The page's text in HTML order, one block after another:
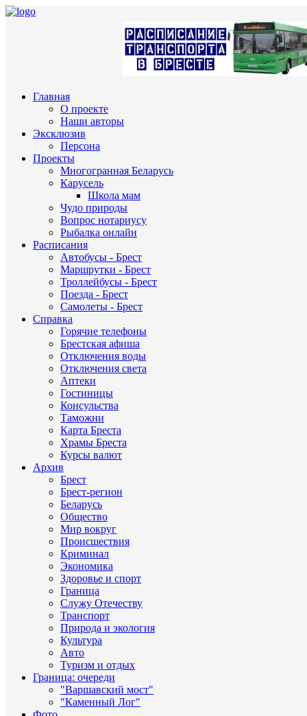
Главная
О проекте
Наши авторы
Эксклюзив
Персона
Проекты
Многогранная Беларусь
Карусель
Школа мам
Чудо природы
Вопрос нотариусу
Рыбалка онлайн
Расписания
Автобусы - Брест
Маршрутки - Брест
Троллейбусы - Брест
Поезда - Брест
Самолеты - Брест
Справка
Горячие телефоны
Брестская афиша
Отключения воды
Отключения света
Аптеки
Гостиницы
Консульства
Таможни
Карта Бреста
Храмы Бреста
Курсы валют
Архив
Брест
Брест-регион
Беларусь
Общество
Мир вокруг
Происшествия
Криминал
Экономика
Здоровье и спорт
Граница
Служу Отечеству
Транспорт
Природа и экология
Культура
Авто
Туризм и отдых
Граница: очереди
"Варшавский мост"
"Каменный Лог"